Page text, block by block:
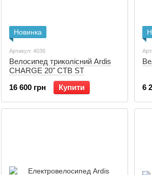
Новинка
Артикул: 4036
Велосипед триколісний Ardis
CHARGE 20" CTB ST
16 600 грн
Купити 6